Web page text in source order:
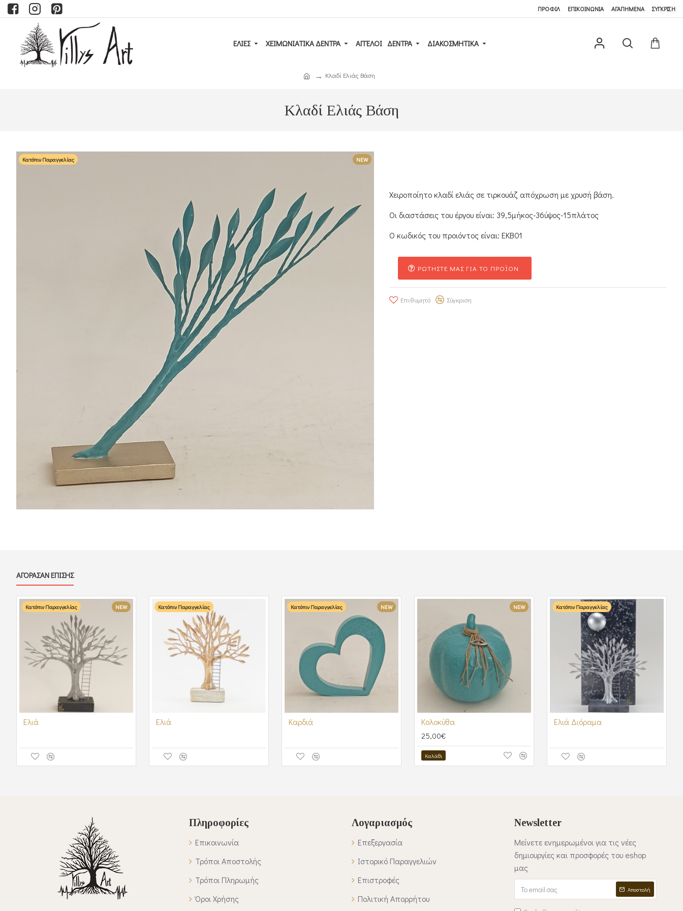
ΠΡΟΦΙΛ ΕΠΙΚΟΙΝΩΝΙΑ ΑΓΑΠΗΜΕΝΑ ΣΥΓΚΡΙΣΗ
ΕΛΙΕΣ ΧΕΙΜΩΝΙΑΤΙΚΑ ΔΕΝΤΡΑ ΑΓΓΕΛΟΙ ΔΈΝΤΡΑ ΔΙΑΚΟΣΜΗΤΙΚΆ
Κλαδί Ελιάς Βάση
Κλαδί Ελιάς Βάση
NEW
Κατόπιν Παραγγελίας
Χειροποίητο κλαδί ελιάς σε τιρκουάζ απόχρωση με χρυσή βάση.
Οι διαστάσεις του έργου είναι: 39,5μήκος-36ύψος-15πλάτος
Ο κωδικός του προιόντος είναι: ΕΚΒ01
ΡΩΤΗΣΤΕ ΜΑΣ ΓΙΑ ΤΟ ΠΡΟΪΟΝ
Επιθυμητό Σύγκριση
ΑΓΟΡΑΣΑΝ ΕΠΙΣΗΣ
NEW
Κατόπιν Παραγγελίας
Ελιά
Κατόπιν Παραγγελίας
Ελιά
NEW
Κατόπιν Παραγγελίας
Καρδιά
NEW
Κολοκύθα
25,00€
Καλάθι
Κατόπιν Παραγγελίας
Ελιά Διόραμα
Πληροφορίες
Επικοινωνία
Τρόποι Αποστολής
Τρόποι Πληρωμής
Όροι Χρήσης
Λογαριασμός
Επεξεργασία
Ιστορικό Παραγγελιών
Επιστροφές
Πολιτική Απορρήτου
Newsletter
Μείνετε ενημερωμένοι για τις νέες
δημιουργίες και προσφορές του eshop
μας
Αποστολή